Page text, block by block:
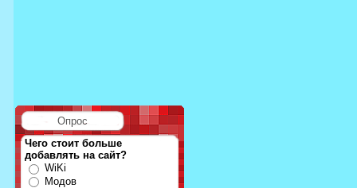
Опрос
Чего стоит больше
добавлять на сайт?
WiKi
Модов